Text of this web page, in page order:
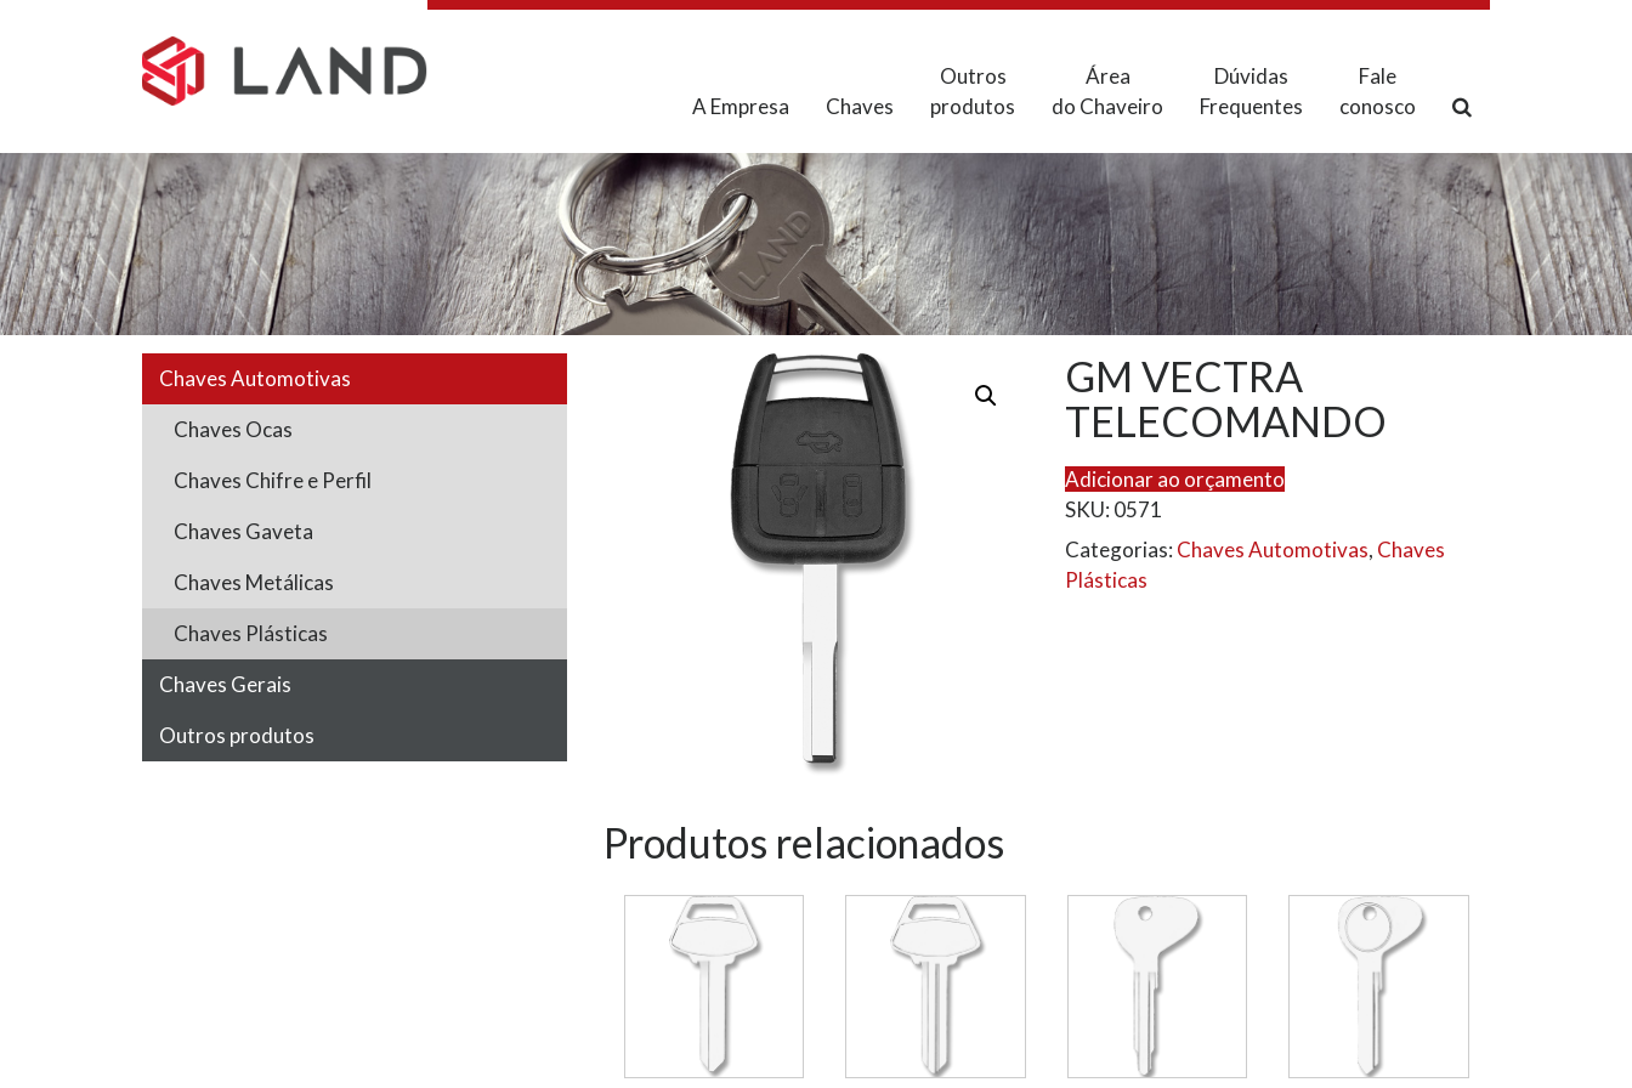
A Empresa Chaves
Outros
produtos
Área
do Chaveiro
Dúvidas
Frequentes
Fale
conosco
Chaves Automotivas
Chaves Ocas
Chaves Chifre e Perfil
Chaves Gaveta
Chaves Metálicas
Chaves Plásticas
Chaves Gerais
Outros produtos
GM VECTRA
TELECOMANDO
Adicionar ao orçamento
SKU: 0571
Categorias: Chaves Automotivas, Chaves
Plásticas
Produtos relacionados